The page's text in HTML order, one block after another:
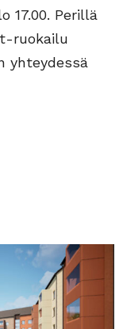
17.00. Perillä
ruokailu
yhteydessä